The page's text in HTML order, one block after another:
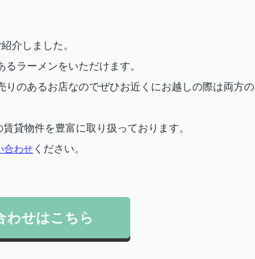
介しました。
ラーメンをいただけます。
のあるお店なのでぜひお近くにお越しの際は両方の
貸物件を豊富に取り扱っております。
合わせ ください。
わせはこちら